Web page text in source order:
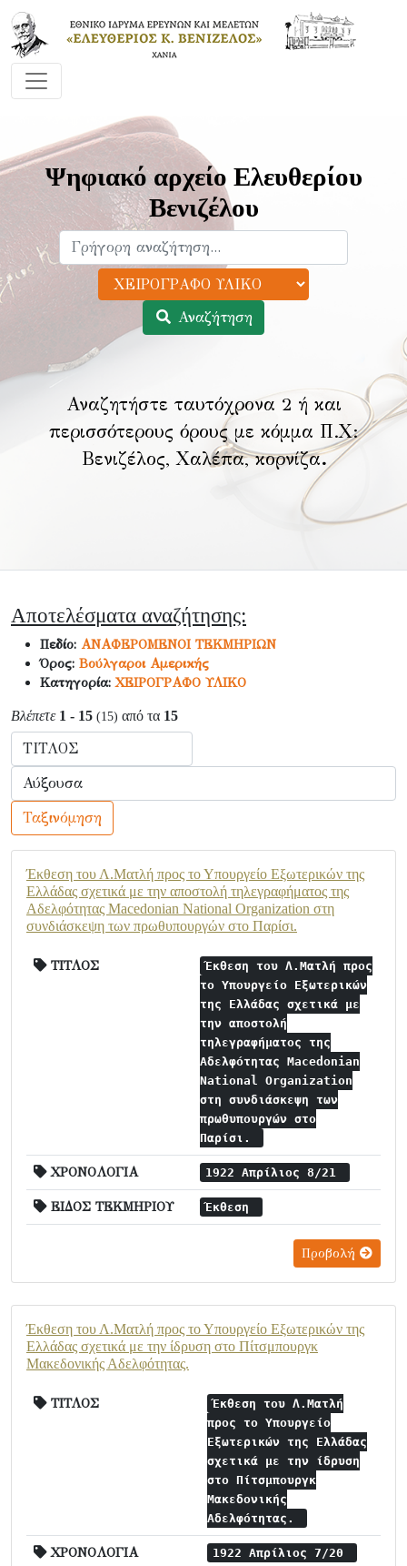
Ψηφιακό αρχείο Ελευθερίου
Βενιζέλου
Αναζήτηση
Αναζητήστε ταυτόχρονα 2 ή και
περισσότερους όρους με κόμμα Π.Χ:
Βενιζέλος, Χαλέπα, κορνίζα.
Αποτελέσματα αναζήτησης:
Πεδίο: ΑΝΑΦΕΡΟΜΕΝΟΙ ΤΕΚΜΗΡΙΩΝ
Όρος: Βούλγαροι Αμερικής
Κατηγορία:ΧΕΙΡΟΓΡΑΦΟ ΥΛΙΚΟ
Βλέπετε 1 - 15 (15) από τα 15
Ταξινόμηση
Έκθεση του Λ.Ματλή προς το Υπουργείο Εξωτερικών της
Ελλάδας σχετικά με την αποστολή τηλεγραφήματος της
Αδελφότητας Macedonian National Organization στη
συνδιάσκεψη των πρωθυπουργών στο Παρίσι.
ΤΙΤΛΟΣ
Έκθεση του Λ.Ματλή προς
το Υπουργείο Εξωτερικών
της Ελλάδας σχετικά με
την αποστολή
τηλεγραφήματος της
Αδελφότητας Macedonian
National Organization
στη συνδιάσκεψη των
πρωθυπουργών στο
Παρίσι.
ΧΡΟΝΟΛΟΓΙΑ 1922 Απρίλιος 8/21
ΕΙΔΟΣ ΤΕΚΜΗΡΙΟΥ Έκθεση
Προβολή
Έκθεση του Λ.Ματλή προς το Υπουργείο Εξωτερικών της
Ελλάδας σχετικά με την ίδρυση στο Πίτσμπουργκ
Μακεδονικής Αδελφότητας.
ΤΙΤΛΟΣ
Έκθεση του Λ.Ματλή
προς το Υπουργείο
Εξωτερικών της Ελλάδας
σχετικά με την ίδρυση
στο Πίτσμπουργκ
Μακεδονικής
Αδελφότητας.
ΧΡΟΝΟΛΟΓΙΑ 1922 Απρίλιος 7/20